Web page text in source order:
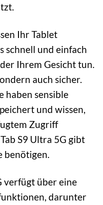
Ihr Tablet
schnell und einfach
Ihrem Gesicht tun.
auch sicher.
haben sensible
und wissen,
Zugriff
S9 Ultra 5G gibt
benötigen.
verfügt über eine
darunter